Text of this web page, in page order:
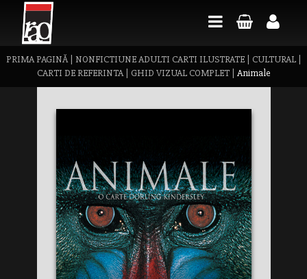
PRIMA PAGINĂ| NONFICTIUNE ADULTI CARTI ILUSTRATE| CULTURAL|
CARTI DE REFERINTA| GHID VIZUAL COMPLET| Animale